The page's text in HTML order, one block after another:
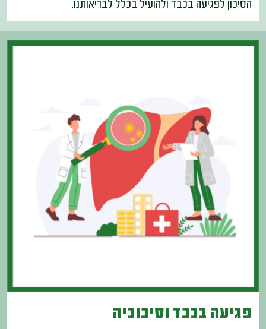
הסיכון לפגיעה בכבד ולהועיל בכלל לבריאותנו.
פגיעה בכבד וסיבוכיה